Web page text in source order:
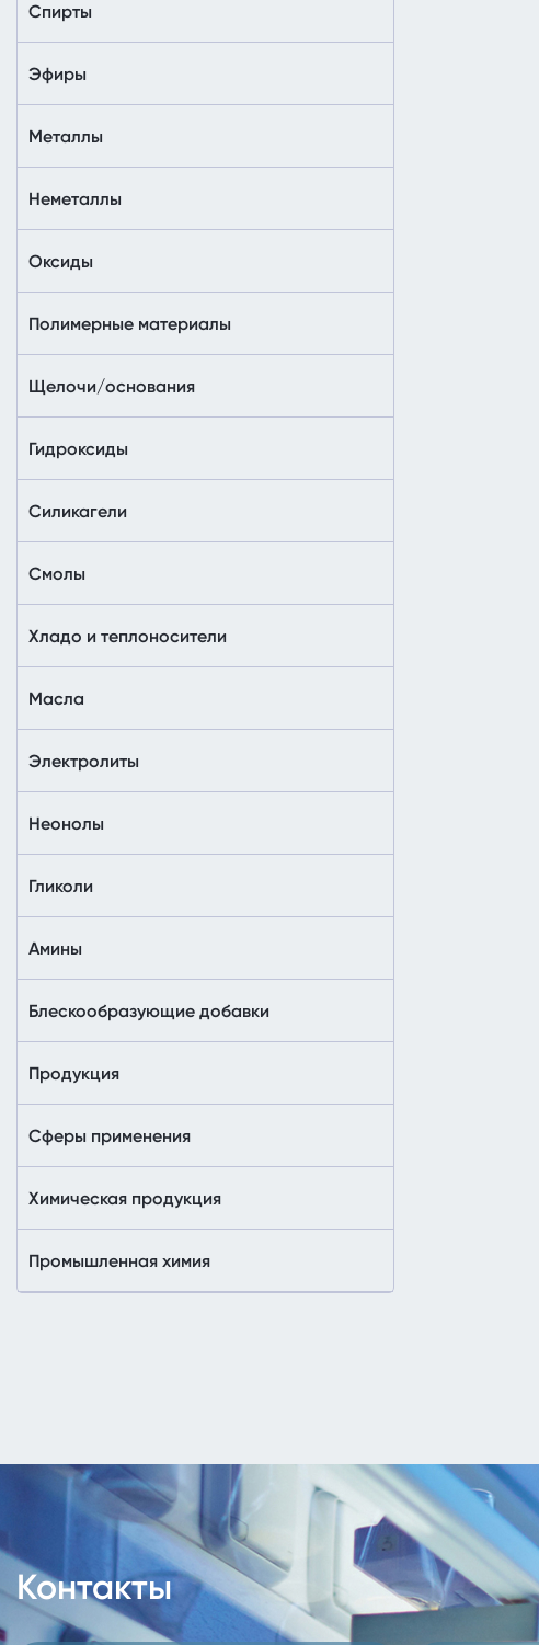
Спирты
Эфиры
Металлы
Неметаллы
Оксиды
Полимерные материалы
Щелочи/основания
Гидроксиды
Силикагели
Смолы
Хладо и теплоносители
Масла
Электролиты
Неонолы
Гликоли
Амины
Блескообразующие добавки
Продукция
Сферы применения
Химическая продукция
Промышленная химия
Контакты